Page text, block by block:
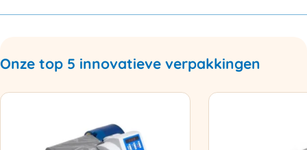
Onze top 5 innovatieve verpakkingen